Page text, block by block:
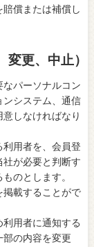
償または補償し
更、中止）
パーソナルコン
ンシステム、通信
しなければなり
用者を、会員登
が必要と判断す
のとします。
掲載することがで
用者に通知する
部の内容を変更